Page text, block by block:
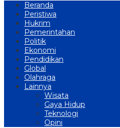
Beranda
Peristiwa
Hukrim
Pemerintahan
Politik
Ekonomi
Pendidikan
Global
Olahraga
Lainnya
Wisata
Gaya Hidup
Teknologi
Opini